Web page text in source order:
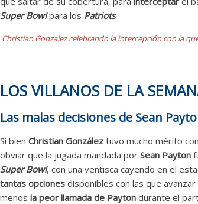
Super Bowlpara los Patriots.
Christian Gonzalez celebrando la intercepción con la
LOS VILLANOS DE LA
Las malas decisiones de Sean
Si bien Christian González tuvo mucho mérito
obviar que la jugada mandada por Sean Payton
Super Bowl, con una ventisca cayendo en el
tantas opciones disponibles con las que
menos la peor llamada de Payton durante el